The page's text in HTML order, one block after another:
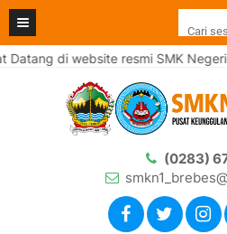
Datang di website resmi SMK Negeri
(0283)